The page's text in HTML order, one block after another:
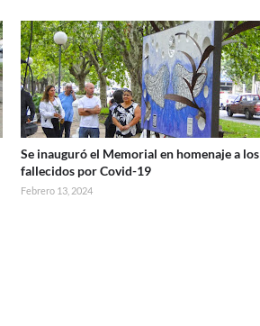
Se inauguró el Memorial en homenaje a los
fallecidos por Covid-19
Febrero 13, 2024